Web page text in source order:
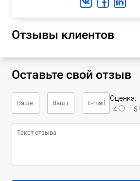
Отзывы клиентов
Оставьте свой отзыв
Оценка:
4
5